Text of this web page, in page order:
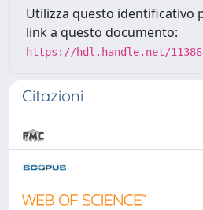
Utilizza questo identificativo
link a questo documento:
https://hdl.handle.net/11386/
Citazioni